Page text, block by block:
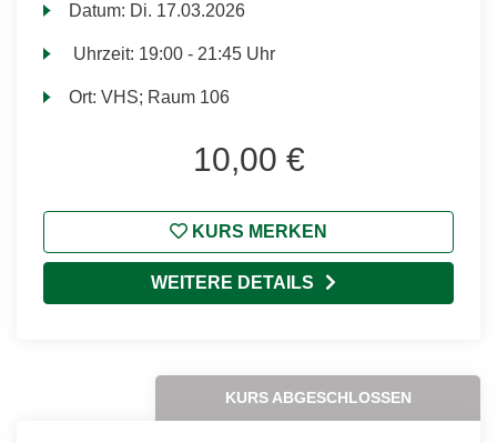
Datum: Di. 17.03.2026
Uhrzeit: 19:00 - 21:45 Uhr
Ort:VHS; Raum 106
10,00 €
KURS MERKEN
WEITERE DETAILS
KURS ABGESCHLOSSEN